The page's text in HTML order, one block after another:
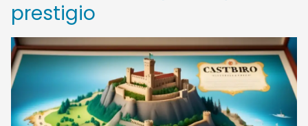
prestigio